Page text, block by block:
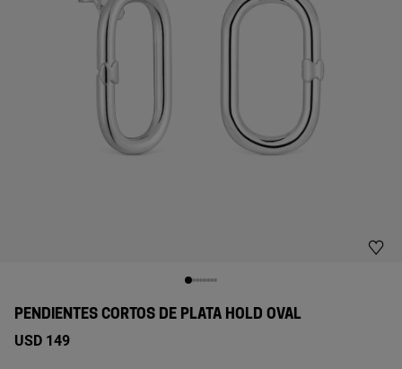
PENDIENTES CORTOS DE PLATA HOLD OVAL
USD 149